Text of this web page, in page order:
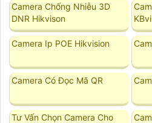
Camera Chống Nhiễu 3D
DNR Hikvison
Camera Ip POE Hikvision
Camera Có Đọc Mã QR
Tư Vấn Chọn Camera Cho